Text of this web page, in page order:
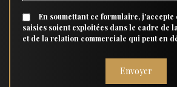
En soumettant ce formulaire,
saisies soient exploitées dans le cadre de
et de la relation commerciale qui peut en